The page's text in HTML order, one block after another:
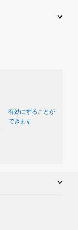
有効にすることが
できます